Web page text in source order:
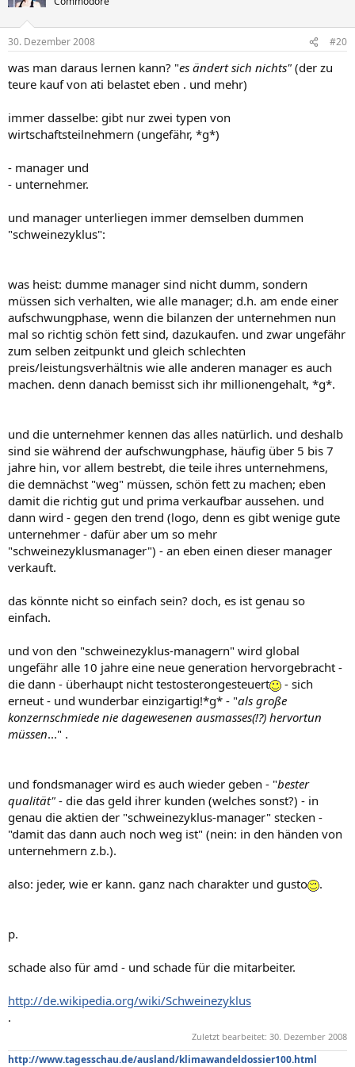
30. Dezember 2008 #20
was man daraus lernen kann? "es ändert sich nichts" (der zu
teure kauf von ati belastet eben . und mehr)
immer dasselbe: gibt nur zwei typen von
wirtschaftsteilnehmern (ungefähr, *g*)
- manager und
- unternehmer.
und manager unterliegen immer demselben dummen
"schweinezyklus":
was heist: dumme manager sind nicht dumm, sondern
müssen sich verhalten, wie alle manager; d.h. am ende einer
aufschwungphase, wenn die bilanzen der unternehmen nun
mal so richtig schön fett sind, dazukaufen. und zwar ungefähr
zum selben zeitpunkt und gleich schlechten
preis/leistungsverhältnis wie alle anderen manager es auch
machen. denn danach bemisst sich ihr millionengehalt, *g*.
und die unternehmer kennen das alles natürlich. und deshalb
sind sie während der aufschwungphase, häufig über 5 bis 7
jahre hin, vor allem bestrebt, die teile ihres unternehmens,
die demnächst "weg" müssen, schön fett zu machen; eben
damit die richtig gut und prima verkaufbar aussehen. und
dann wird - gegen den trend (logo, denn es gibt wenige gute
unternehmer - dafür aber um so mehr
"schweinezyklusmanager") - an eben einen dieser manager
verkauft.
das könnte nicht so einfach sein? doch, es ist genau so
einfach.
und von den "schweinezyklus-managern" wird global
ungefähr alle 10 jahre eine neue generation hervorgebracht -
die dann - überhaupt nicht testosterongesteuert
- sich
erneut - und wunderbar einzigartig!*g* - "als große
konzernschmiede nie dagewesenen ausmasses(!?) hervortun
müssen..." .
und fondsmanager wird es auch wieder geben - "bester
qualität" - die das geld ihrer kunden (welches sonst?) - in
genau die aktien der "schweinezyklus-manager" stecken -
"damit das dann auch noch weg ist" (nein: in den händen von
unternehmern z.b.).
also: jeder, wie er kann. ganz nach charakter und gusto .
p.
schade also für amd - und schade für die mitarbeiter.
http://de.wikipedia.org/wiki/Schweinezyklus
.
Zuletzt bearbeitet: 30. Dezember 2008
http://www.tagesschau.de/ausland/klimawandeldossier100.html